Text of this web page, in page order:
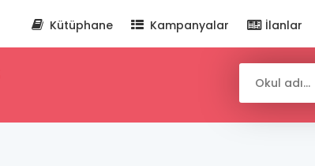
Kütüphane Kampanyalar İlanlar